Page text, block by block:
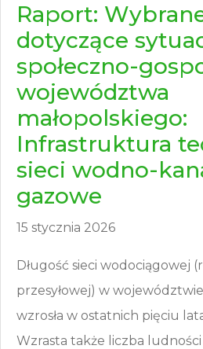
Raport:
dotyczące
społeczno-
województwa
małopolskiego:
Infrastruktura
sieci wodno-
gazowe
15 stycznia 2026
Długość sieci wodociągowej
przesyłowej) w
wzrosła w ostatnich pięciu
Wzrasta także liczba